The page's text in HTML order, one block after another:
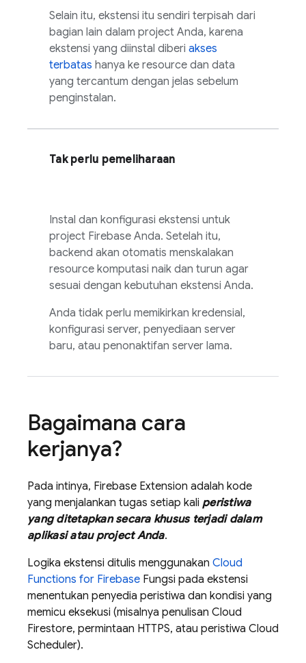
Selain itu, ekstensi itu sendiri terpisah dari
bagian lain dalam project Anda, karena
ekstensi yang diinstal diberi akses
terbatas hanya ke resource dan data
yang tercantum dengan jelas sebelum
penginstalan.
Tak perlu pemeliharaan
Instal dan konfigurasi ekstensi untuk
project Firebase Anda. Setelah itu,
backend akan otomatis menskalakan
resource komputasi naik dan turun agar
sesuai dengan kebutuhan ekstensi Anda.
Anda tidak perlu memikirkan kredensial,
konfigurasi server, penyediaan server
baru, atau penonaktifan server lama.
Bagaimana cara
kerjanya?
Pada intinya, Firebase Extension adalah kode
yang menjalankan tugas setiap kali peristiwa
yang ditetapkan secara khusus terjadi dalam
aplikasi atau project Anda.
Logika ekstensi ditulis menggunakan Cloud
Functions for Firebase Fungsi pada ekstensi
menentukan penyedia peristiwa dan kondisi yang
memicu eksekusi (misalnya penulisan Cloud
Firestore, permintaan HTTPS, atau peristiwa Cloud
Scheduler).